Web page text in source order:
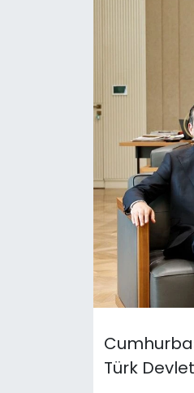
Türk
Magazin
Nöbetçi Eczaneler
Otomobil Dünyası
Politika